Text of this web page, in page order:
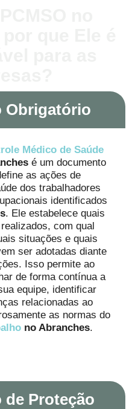
Obrigatório
Médico de Saúde
é um documento
as ações de
dos trabalhadores
identificados
. Ele estabelece quais
com qual
situações e quais
ser adotadas diante
Isso permite ao
de forma contínua a
equipe, identificar
relacionadas ao
as normas do
no Abranches.
Proteção